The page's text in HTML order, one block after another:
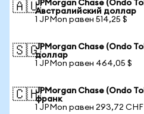
🇦🇺JPMorgan Chase (Ondo
Австралийский доллар
1 JPMon равен 514,25 $
🇸🇬JPMorgan Chase (Ondo
доллар
1 JPMon равен 464,05 $
🇨🇭JPMorgan Chase (Ondo
франк
1 JPMon равен 293,72 CHF